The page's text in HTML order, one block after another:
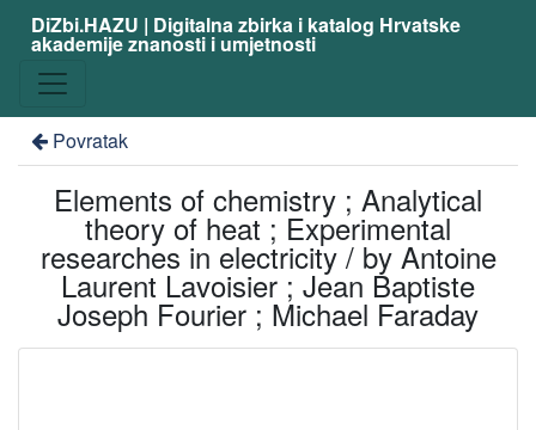
DiZbi.HAZU | Digitalna zbirka i katalog Hrvatske
akademije znanosti i umjetnosti
Povratak
Elements of chemistry ; Analytical
theory of heat ; Experimental
researches in electricity / by Antoine
Laurent Lavoisier ; Jean Baptiste
Joseph Fourier ; Michael Faraday